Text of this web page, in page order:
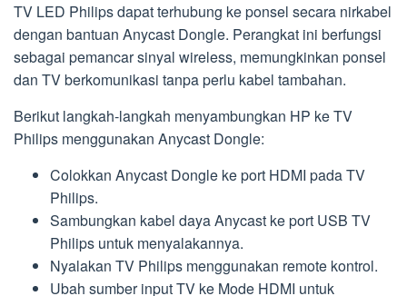
TV LED Philips dapat terhubung ke ponsel secara nirkabel
dengan bantuan Anycast Dongle. Perangkat ini berfungsi
sebagai pemancar sinyal wireless, memungkinkan ponsel
dan TV berkomunikasi tanpa perlu kabel tambahan.
Berikut langkah-langkah menyambungkan HP ke TV
Philips menggunakan Anycast Dongle:
Colokkan Anycast Dongle ke port HDMI pada TV
Philips.
Sambungkan kabel daya Anycast ke port USB TV
Philips untuk menyalakannya.
Nyalakan TV Philips menggunakan remote kontrol.
Ubah sumber input TV ke Mode HDMI untuk